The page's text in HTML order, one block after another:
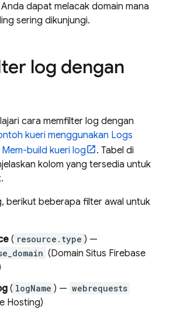
dapat melacak domain mana
sering dikunjungi.
log dengan
cara memfilter log dengan
kueri menggunakan Logs
Mem-build kueri log
. Tabel di
kolom yang tersedia untuk
, berikut beberapa filter awal untuk
( resource.type ) —
(Domain Situs Firebase
( logName ) — webrequests
Hosting)